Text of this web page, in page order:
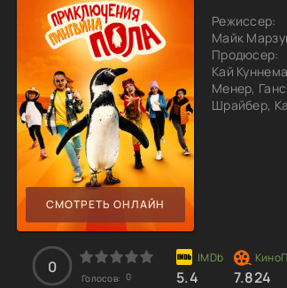
СМОТРЕТЬ ОНЛАЙН
Режиссер:
Майк
Продюсер:
Кай
Менер,
Шрайбер,
0
Голосов: 0 5.4 7.824